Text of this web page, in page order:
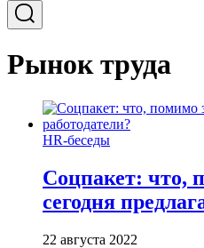
Рынок труда
HR-беседы
Соцпакет: что,
сегодня
22 августа 2022